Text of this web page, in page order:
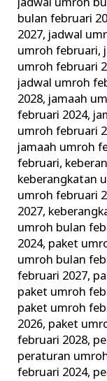
jadwal umroh
bulan februari
2027, jadwal
umroh februari,
umroh februari
jadwal umroh
2028, jamaah
februari 2024,
umroh februari
jamaah umroh
februari,
keberangkatan
umroh februari
2027,
umroh bulan
2024, paket
umroh bulan
februari 2027,
paket umroh
paket umroh
2026, paket
februari 2028,
peraturan
februari 2024,